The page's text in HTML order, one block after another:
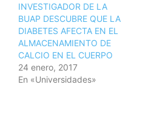
INVESTIGADOR DE LA
BUAP DESCUBRE QUE LA
DIABETES AFECTA EN EL
ALMACENAMIENTO DE
CALCIO EN EL CUERPO
24 enero, 2017
En «Universidades»